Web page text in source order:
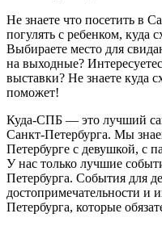
Не знаете что посетить в
погулять с ребенком, куда
Выбираете место для
на выходные?
выставки? Не знаете куда
поможет!
Куда-СПБ — это лучший
Санкт-Петербурга. Мы
Петербурге с девушкой, с
У нас только лучшие
Петербурга. События для
достопримечательности и
Петербурга, которые